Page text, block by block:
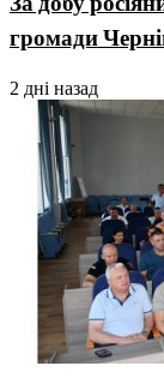
громади
2 дні назад